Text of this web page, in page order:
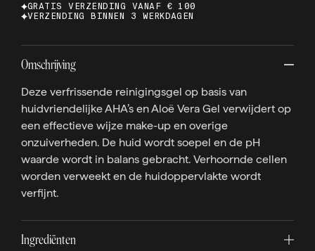
GRATIS VERZENDING VANAF € 100
VERZENDING BINNEN 3 WERKDAGEN
Omschrijving
Deze verfrissende reinigingsgel op basis van
huidvriendelijke AHA’s en Aloë Vera Gel verwijdert op
een effectieve wijze make-up en overige
onzuiverheden. De huid wordt soepel en de pH
waarde wordt in balans gebracht. Verhoornde cellen
worden verweekt en de huidoppervlakte wordt
verfijnt.
Ingrediënten